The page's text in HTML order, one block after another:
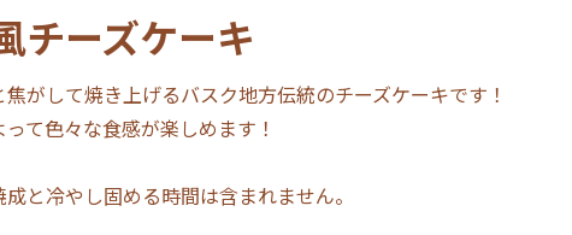
チーズケーキ
がして焼き上げるバスク地方伝統のチーズケーキです！
て色々な食感が楽しめます！
と冷やし固める時間は含まれません。